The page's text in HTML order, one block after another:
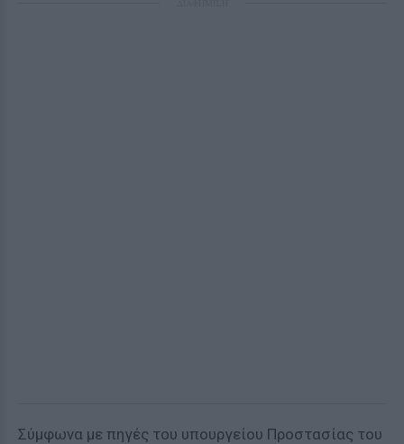
Σύμφωνα με πηγές του υπουργείου Προστασίας του